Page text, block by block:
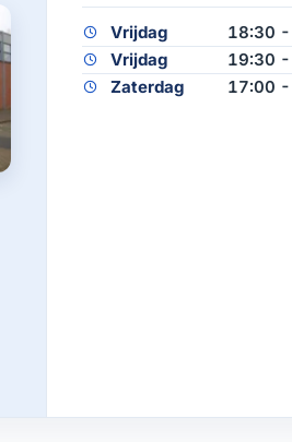
Vrijdag 18:30
Vrijdag
19:30
Zaterdag
17:00